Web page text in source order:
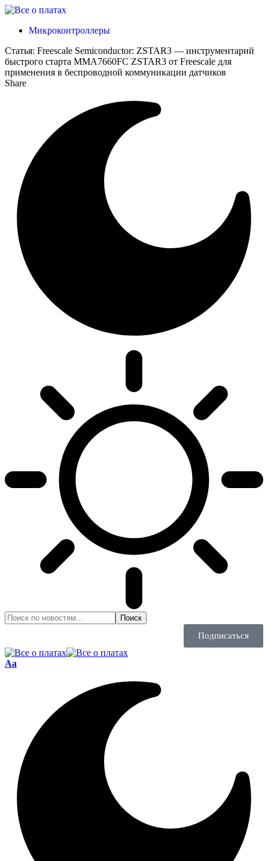
Микроконтроллеры
Статья: Freescale Semiconductor: ZSTAR3 — инструментарий
быстрого старта MMA7660FC ZSTAR3 от Freescale для
применения в беспроводной коммуникации датчиков
Share
Подписаться
Aa